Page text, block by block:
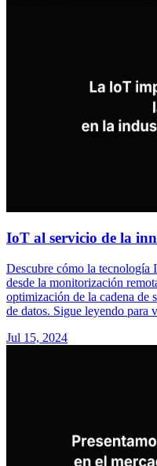
IoT al servicio de la
Descubre cómo la tecnología
desde la monitorización
optimización de la cadena de
de datos. Sigue leyendo para
Jul 15, 2024